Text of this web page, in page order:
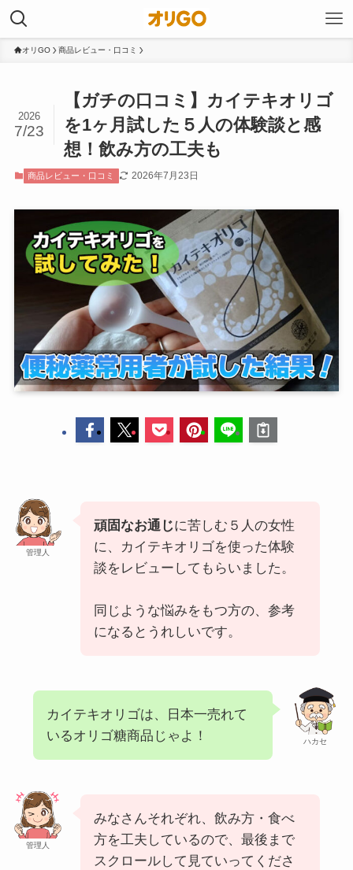
オリGO 商品レビュー・口コミ
【ガチの口コミ】カイテキオリゴ
を1ヶ月試した５人の体験談と感
想！飲み方の工夫も
2026
7/23
商品レビュー・口コミ 2026年7月23日
管理人
頑固なお通じに苦しむ５人の女性
に、カイテキオリゴを使った体験
談をレビューしてもらいました。
同じような悩みをもつ方の、参考
になるとうれしいです。
ハカセ
カイテキオリゴは、日本一売れて
いるオリゴ糖商品じゃよ！
管理人
みなさんそれぞれ、飲み方・食べ
方を工夫しているので、最後まで
スクロールして見ていってくださ